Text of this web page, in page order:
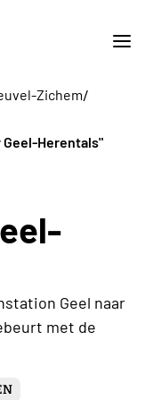
Zichem/
Herentals"
Geel naar
met de